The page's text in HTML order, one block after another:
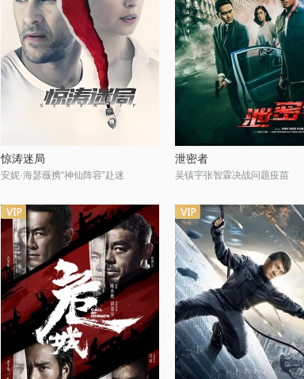
惊涛迷局
安妮·海瑟薇携“神仙阵容”赴迷
泄密者
吴镇宇张智霖决战问题疫苗